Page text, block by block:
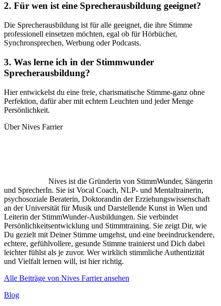
2. Für wen ist eine Sprecherausbildung geeignet?
Die Sprecherausbildung ist für alle geeignet, die ihre Stimme
professionell einsetzen möchten, egal ob für Hörbücher,
Synchronsprechen, Werbung oder Podcasts.
3. Was lerne ich in der Stimmwunder
Sprecherausbildung?
Hier entwickelst du eine freie, charismatische Stimme-ganz ohne
Perfektion, dafür aber mit echtem Leuchten und jeder Menge
Persönlichkeit.
Über Nives Farrier
Nives ist die Gründerin von StimmWunder, Sängerin
und SprecherIn. Sie ist Vocal Coach, NLP- und Mentaltrainerin,
psychosoziale Beraterin, Doktorandin der Erziehungswissenschaft
an der Universität für Musik und Darstellende Kunst in Wien und
Leiterin der StimmWunder-Ausbildungen. Sie verbindet
Persönlichkeitsentwicklung und Stimmtraining. Sie zeigt Dir, wie
Du gezielt mit Deiner Stimme umgehst, und eine beeindruckendere,
echtere, gefühlvollere, gesunde Stimme trainierst und Dich dabei
leichter fühlst als je zuvor. Wer wirklich stimmliche Authentizität
und Vielfalt lernen will, ist hier richtig.
Alle Beiträge von Nives Farrier ansehen
Kategorien
Blog